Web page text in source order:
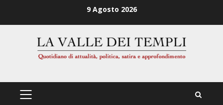
9 Agosto 2026
PRIMÄRES